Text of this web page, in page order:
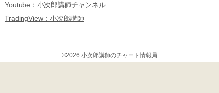
Youtube：小次郎講師チャンネル
TradingView：小次郎講師
©2026 小次郎講師のチャート情報局